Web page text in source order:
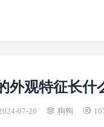
外观特征长什
07-26 狗狗